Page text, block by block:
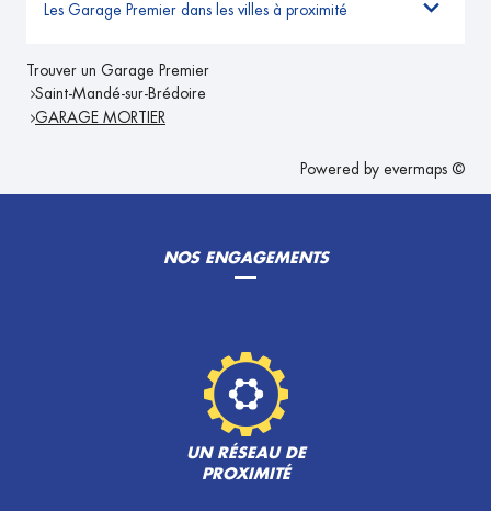
Les Garage Premier dans les villes à proximité
Trouver un Garage Premier
Saint-Mandé-sur-Brédoire
GARAGE MORTIER
Powered by evermaps ©
NOS ENGAGEMENTS
UN RÉSEAU DE
PROXIMITÉ